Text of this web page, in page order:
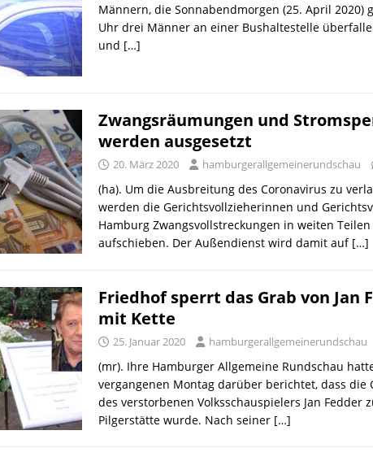
Männern, die Sonnabendmorgen (25. April 2020)
Uhr drei Männer an einer Bushaltestelle
und […]
Zwangsräumungen und
werden ausgesetzt
20. März 2020 hamburgerallgemeinerundschau
(ha). Um die Ausbreitung des Coronavirus zu
werden die Gerichtsvollzieherinnen und
Hamburg Zwangsvollstreckungen in weiten Teilen
aufschieben. Der Außendienst wird damit auf […]
Friedhof sperrt das Grab von Jan
mit Kette
25. Januar 2020 hamburgerallgemeinerundschau
(mr). Ihre Hamburger Allgemeine Rundschau
vergangenen Montag darüber berichtet, dass die
des verstorbenen Volksschauspielers Jan Fedder
Pilgerstätte wurde. Nach seiner […]